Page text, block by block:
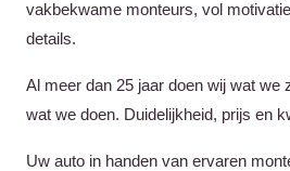
vakbekwame monteurs, vol
details.
Al meer dan 25 jaar doen wij wat we
wat we doen. Duidelijkheid, prijs en
Uw auto in handen van ervaren